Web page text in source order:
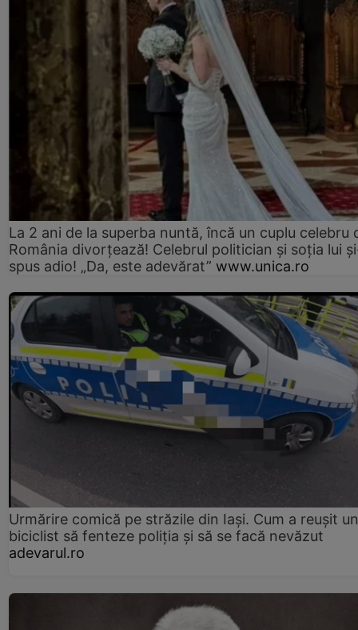
La 2 ani de la superba nuntă, încă un cuplu celebru
România divorțează! Celebrul politician și soția lui
spus adio! „Da, este adevărat” www.unica.ro
Urmărire comică pe străzile din Iași. Cum a reușit un
biciclist să fenteze poliția și să se facă nevăzut
adevarul.ro